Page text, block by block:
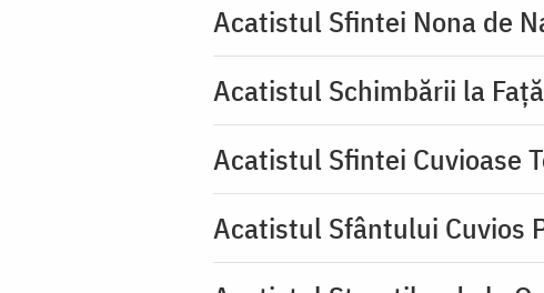
Acatistul Sfintei Nona de
Acatistul Schimbării la
Acatistul Sfintei Cuvioase
Acatistul Sfântului Cuvios